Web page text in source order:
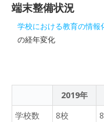
端末整備状況
学校における教育の情報
の経年変化
2019年
学校数
8校